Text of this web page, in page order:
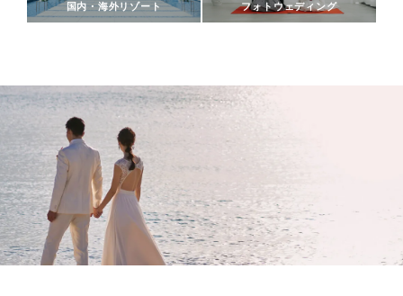
国内・海外リゾート フォトウェディング